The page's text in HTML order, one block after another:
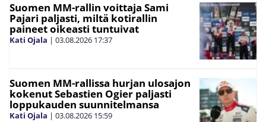
Suomen MM-rallin voittaja Sami
Pajari paljasti, miltä kotirallin
paineet oikeasti tuntuivat
Kati Ojala | 03.08.2026 17:37
Suomen MM-rallissa hurjan ulosajon
kokenut Sebastien Ogier paljasti
loppukauden suunnitelmansa
Kati Ojala | 03.08.2026 15:59